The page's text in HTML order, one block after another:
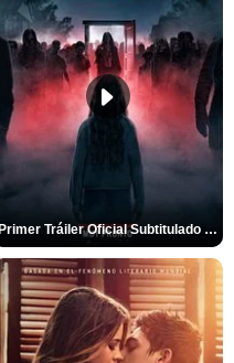
Primer Tráiler Oficial Subtitulado de 'La Noche Del Demonio: Están Entre Nosotros'